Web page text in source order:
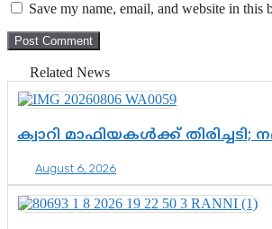
Save my name, email, and website in
Related News
ക്വാറി മാഫിയകൾക്ക്
August 6, 2026